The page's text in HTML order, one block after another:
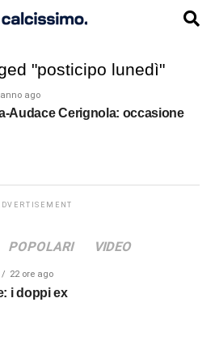
"posticipo lunedì"
ago
Audace Cerignola: occasione
POPOLARI VIDEO
22 ore ago
i doppi ex